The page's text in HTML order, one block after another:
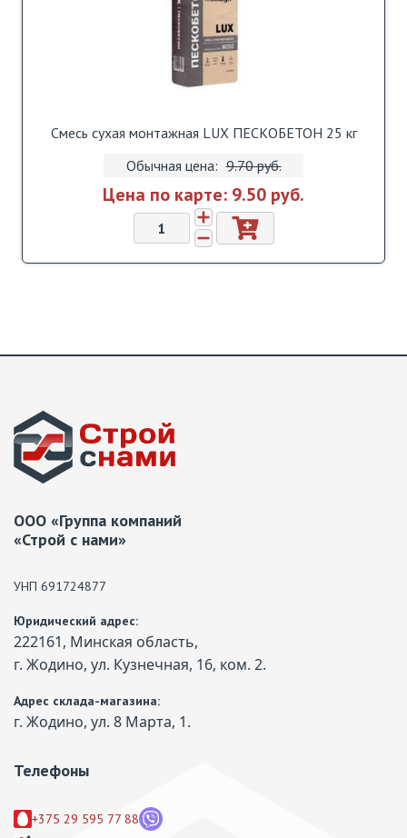
Смесь сухая монтажная LUX ПЕСКОБЕТОН 25 кг
Обычная цена: 9.70 pуб.
Цена по карте: 9.50 pуб.
ООО «Группа компаний
«Строй с нами»
УНП 691724877
Юридический адрес:
222161, Минская область,
г. Жодино, ул. Кузнечная, 16, ком. 2.
Адрес склада-магазина:
г. Жодино, ул. 8 Марта, 1.
Телефоны
+375 29 595 77 88